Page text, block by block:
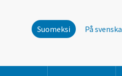
Suomeksi På svenska